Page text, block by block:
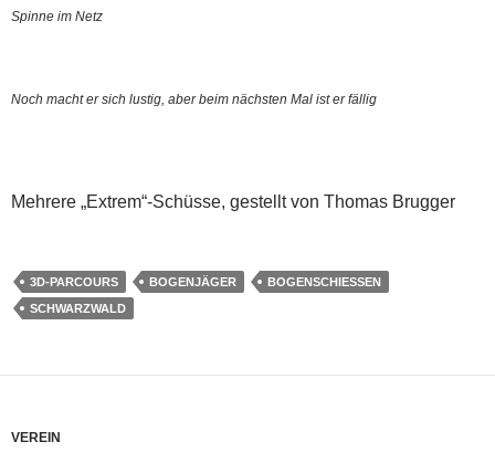
Spinne im Netz
Noch macht er sich lustig, aber beim nächsten Mal ist er fällig
Mehrere „Extrem“-Schüsse, gestellt von Thomas Brugger
3D-PARCOURS BOGENJÄGER
BOGENSCHIESSEN
SCHWARZWALD
VEREIN